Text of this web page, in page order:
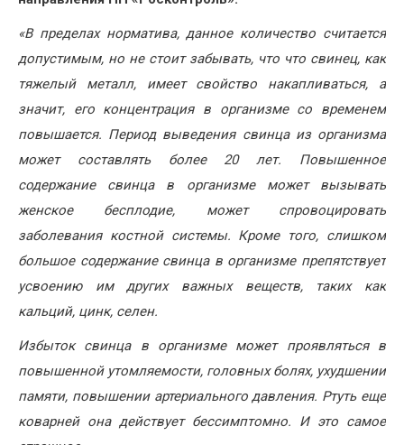
«В пределах норматива, данное количество считается
допустимым, но не стоит забывать, что что свинец, как
тяжелый металл, имеет свойство накапливаться, а
значит, его концентрация в организме со временем
повышается. Период выведения свинца из организма
может составлять более 20 лет. Повышенное
содержание свинца в организме может вызывать
женское бесплодие, может спровоцировать
заболевания костной системы. Кроме того, слишком
большое содержание свинца в организме препятствует
усвоению им других важных веществ, таких как
кальций, цинк, селен.
Избыток свинца в организме может проявляться в
повышенной утомляемости, головных болях, ухудшении
памяти, повышении артериального давления. Ртуть еще
коварней она действует бессимптомно. И это самое